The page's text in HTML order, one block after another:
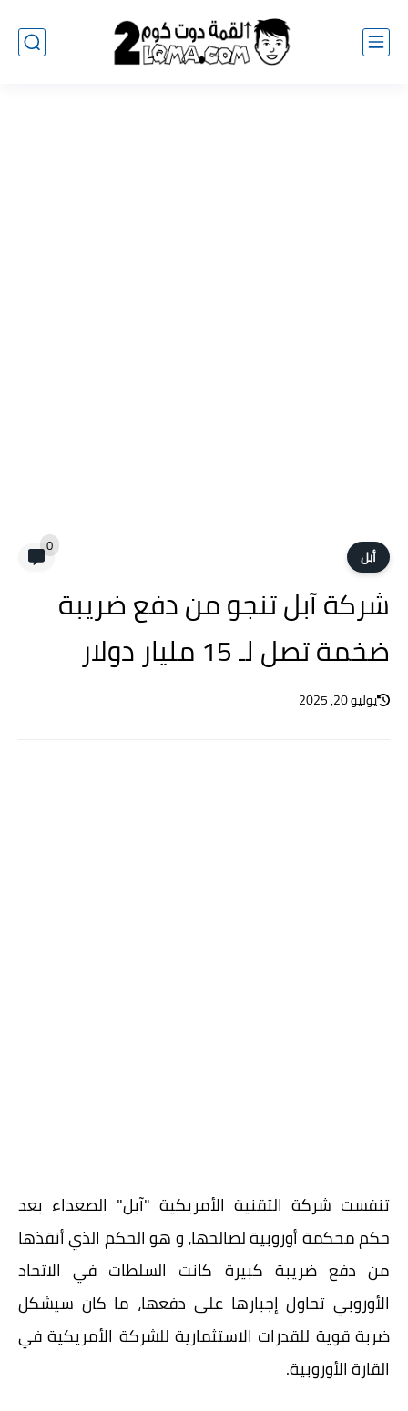
أبل 0
شركة آبل تنجو من دفع ضريبة
ضخمة تصل لـ 15 مليار دولار
يوليو 20, 2025
تنفست شركة التقنية الأمريكية "آبل" الصعداء بعد
حكم محكمة أوروبية لصالحها، و هو الحكم الذي أنقذها
من دفع ضريبة كبيرة كانت السلطات في الاتحاد
الأوروبي تحاول إجبارها على دفعها، ما كان سيشكل
ضربة قوية للقدرات الاستثمارية للشركة الأمريكية في
القارة الأوروبية.